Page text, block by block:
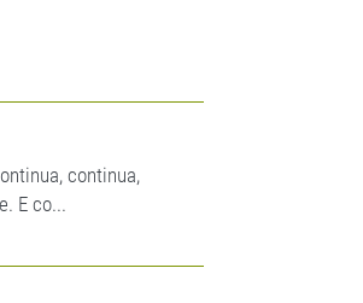
continua,
E co...